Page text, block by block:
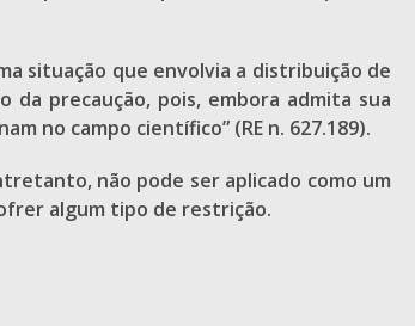
situação que envolvia a distribuição de
precaução, pois, embora admita sua
no campo científico” (RE n. 627.189).
não pode ser aplicado como um
algum tipo de restrição.